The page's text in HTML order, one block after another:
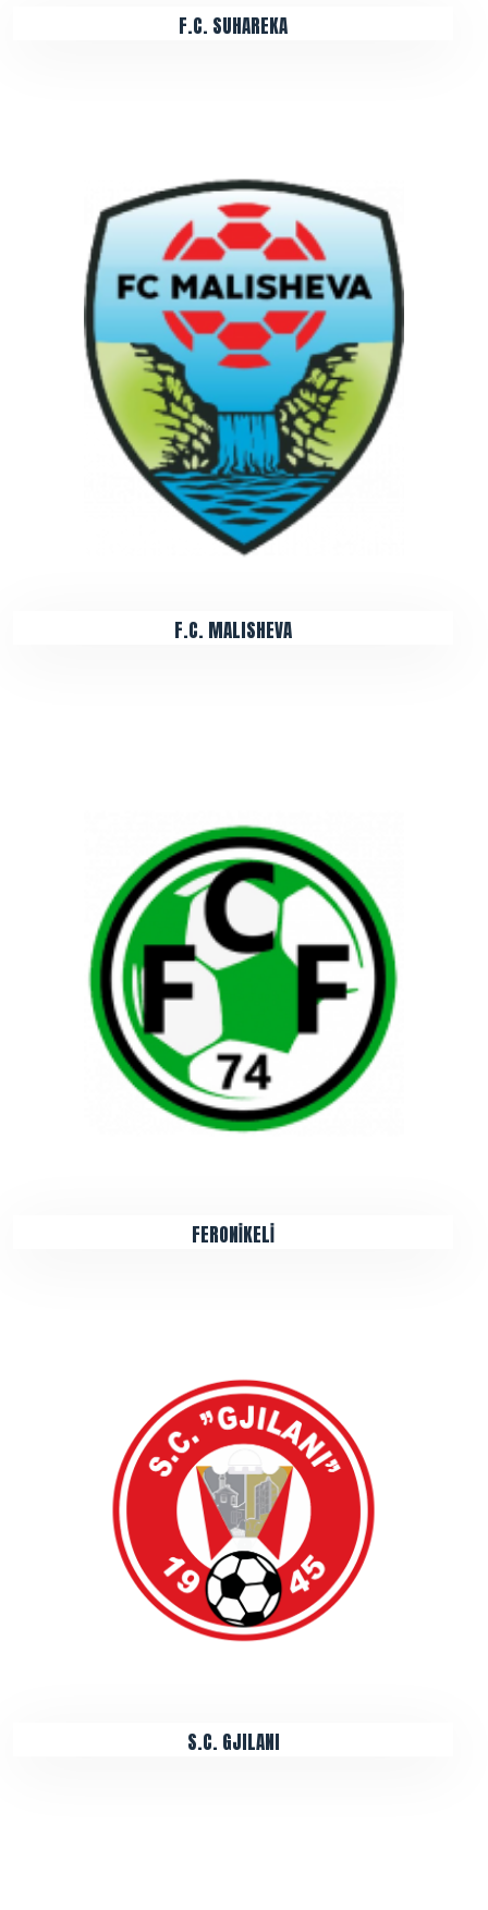
F.C. SUHAREKA
F.C. MALISHEVA
FERONİKELİ
S.C. GJILANI